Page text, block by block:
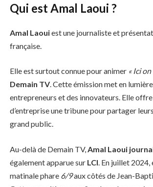
Qui est Amal Laoui ?
Amal Laouiest une journaliste et
française.
Elle est surtout connue pour animer « Ici
Demain TV. Cette émission met en
entrepreneurs et des innovateurs. Elle
d’entreprise une tribune pour partager
grand public.
Au-delà de Demain TV, Amal Laoui
également apparue sur LCI . En juillet
matinale phare 6/9aux côtés de Jean-